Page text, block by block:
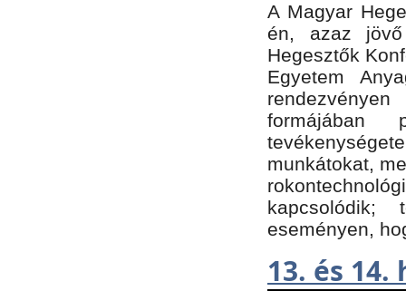
A Magyar
én, azaz
Hegesztők
Egyetem
formájában
munkátokat,
eseményen,
13. és